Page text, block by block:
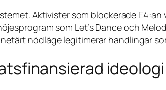
Aktivister som blockerade
som Let’s Danceoch
nödläge legitimerar handlingar
ideologi